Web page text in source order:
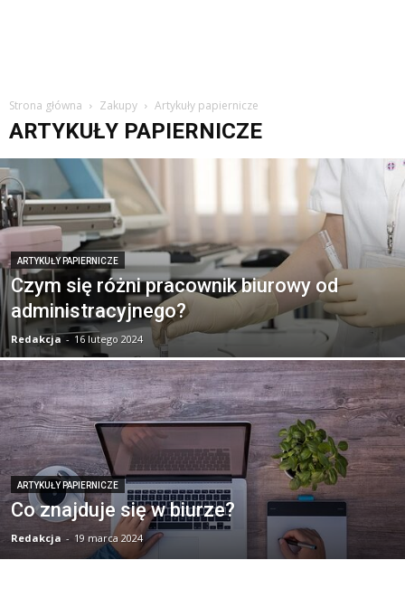
Strona główna Zakupy Artykuły papiernicze
ARTYKUŁY PAPIERNICZE
ARTYKUŁY PAPIERNICZE
Czym się różni pracownik biurowy od
administracyjnego?
Redakcja - 16 lutego 2024
ARTYKUŁY PAPIERNICZE
Co znajduje się w biurze?
Redakcja - 19 marca 2024